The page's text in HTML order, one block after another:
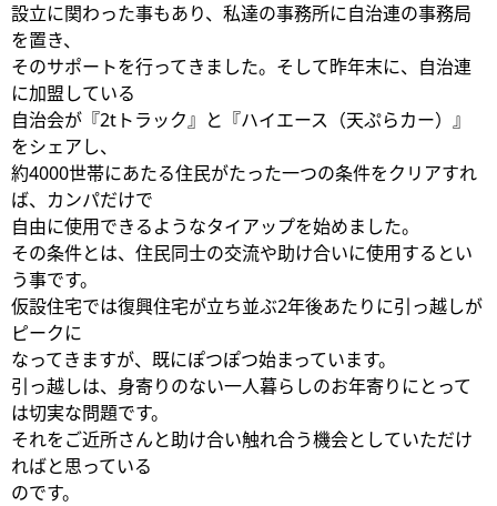
設立に関わった事もあり、私達の事務所に自治連の事務局
を置き、
そのサポートを行ってきました。そして昨年末に、自治連
に加盟している
自治会が『2tトラック』と『ハイエース（天ぷらカー）』
をシェアし、
約4000世帯にあたる住民がたった一つの条件をクリアすれ
ば、カンパだけで
自由に使用できるようなタイアップを始めました。
その条件とは、住民同士の交流や助け合いに使用するとい
う事です。
仮設住宅では復興住宅が立ち並ぶ2年後あたりに引っ越しが
ピークに
なってきますが、既にぽつぽつ始まっています。
引っ越しは、身寄りのない一人暮らしのお年寄りにとって
は切実な問題です。
それをご近所さんと助け合い触れ合う機会としていただけ
ればと思っている
のです。